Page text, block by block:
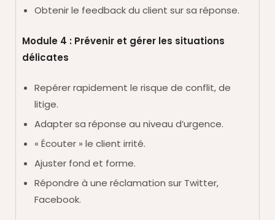
Obtenir le feedback du client sur sa réponse.
Module 4 : Prévenir et gérer les situations
délicates
Repérer rapidement le risque de conflit, de
litige.
Adapter sa réponse au niveau d’urgence.
« Écouter » le client irrité.
Ajuster fond et forme.
Répondre à une réclamation sur Twitter,
Facebook.